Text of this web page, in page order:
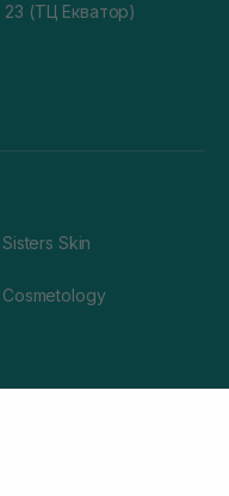
23 (ТЦ Екватор)
Sisters Skin
Cosmetology